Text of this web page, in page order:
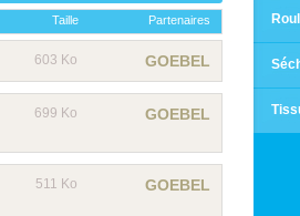
Taille Partenaires
603 Ko GOEBEL
699 Ko GOEBEL
511 Ko GOEBEL